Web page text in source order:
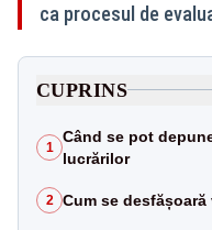
ca procesul de
CUPRINS
1
Când se pot
lucrărilor
2 Cum se